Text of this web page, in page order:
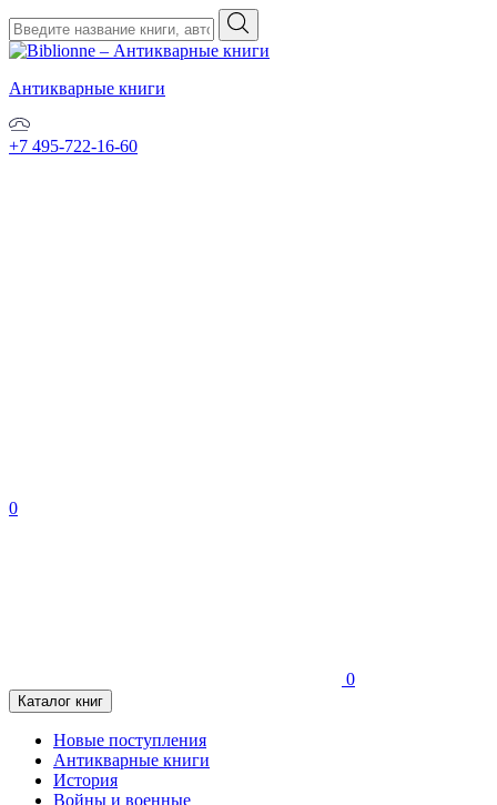
Антикварные книги
+7 495-722-16-60
0
0
Каталог книг
Новые поступления
Антикварные книги
История
Войны и военные